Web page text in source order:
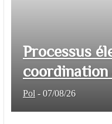
Processus
coordination
Pol - 07/08/26